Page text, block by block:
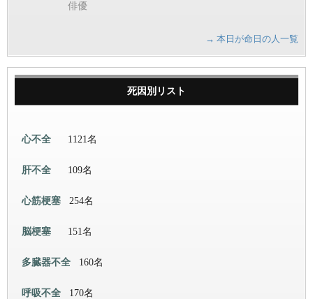
俳優
→ 本日が命日の人一覧
死因別リスト
心不全 1121名
肝不全 109名
心筋梗塞 254名
脳梗塞 151名
多臓器不全 160名
呼吸不全 170名